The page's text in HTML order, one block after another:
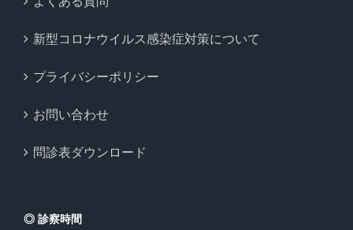
新型コロナウイルス感染症対策について
プライバシーポリシー
お問い合わせ
問診表ダウンロード
◎ 診察時間